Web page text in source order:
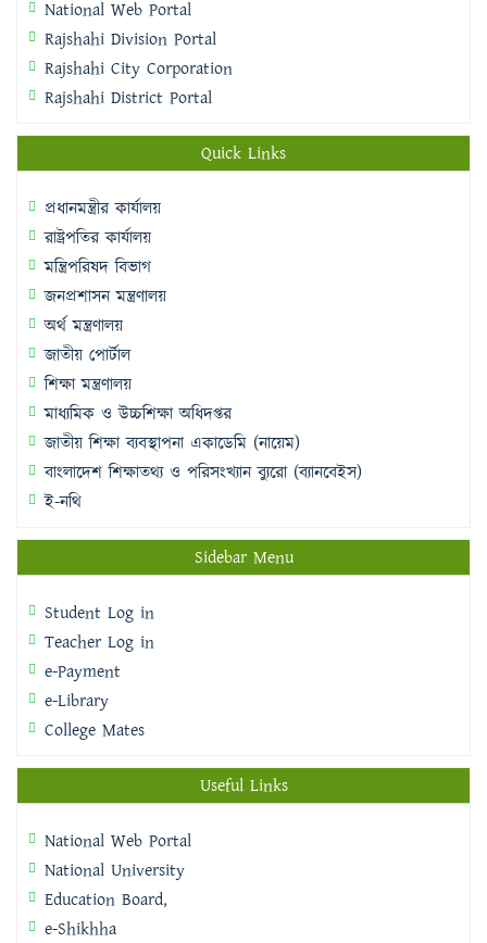
National Web Portal
Rajshahi Division Portal
Rajshahi City Corporation
Rajshahi District Portal
Quick Links
প্রধানমন্ত্রীর কার্যালয়
রাষ্ট্রপতির কার্যালয়
মন্ত্রিপরিষদ বিভাগ
জনপ্রশাসন মন্ত্রণালয়
অর্থ মন্ত্রণালয়
জাতীয় পোর্টাল
শিক্ষা মন্ত্রণালয়
মাধ্যমিক ও উচ্চশিক্ষা অধিদপ্তর
জাতীয় শিক্ষা ব্যবস্থাপনা একাডেমি (নায়েম)
বাংলাদেশ শিক্ষাতথ্য ও পরিসংখ্যান ব্যুরো (ব্যানবেইস)
ই-নথি
Sidebar Menu
Student Log in
Teacher Log in
e-Payment
e-Library
College Mates
Useful Links
National Web Portal
National University
Education Board,
e-Shikhha